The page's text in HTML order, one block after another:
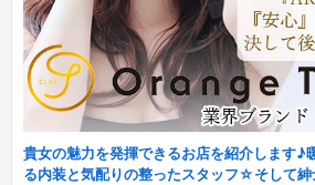
貴女の魅力を発揮できるお店を紹介します♪
る内装と気配りの整ったスタッフ☆そして